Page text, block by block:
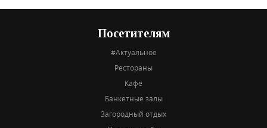
Посетителям
#Актуальное
Рестораны
Кафе
Банкетные залы
Загородный отдых